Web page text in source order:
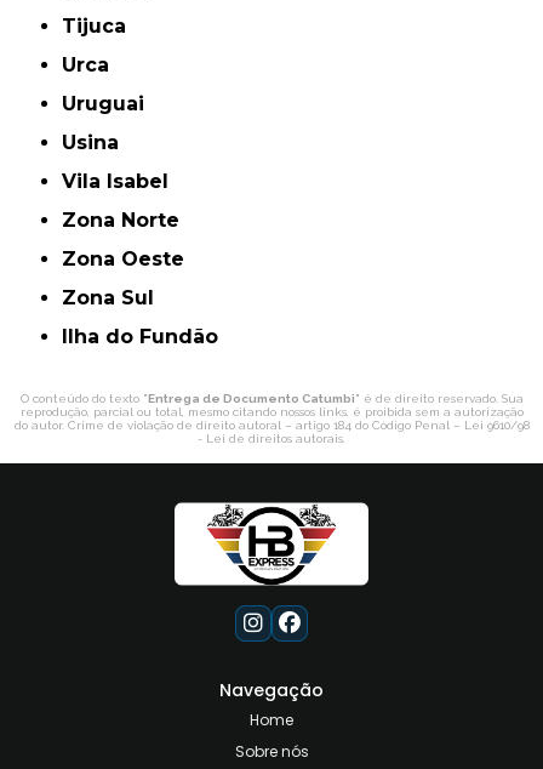
Tijuca
Urca
Uruguai
Usina
Vila Isabel
Zona Norte
Zona Oeste
Zona Sul
ilha do Fundão
O conteúdo do texto "Entrega de Documento Catumbi" é de direito reservado. Sua
reprodução, parcial ou total, mesmo citando nossos links, é proibida sem a autorização
do autor. Crime de violação de direito autoral – artigo 184 do Código Penal – Lei 9610/98
- Lei de direitos autorais
Navegação
Home
Sobre nós